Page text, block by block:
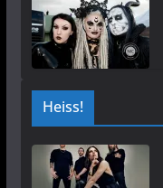
Heiss!